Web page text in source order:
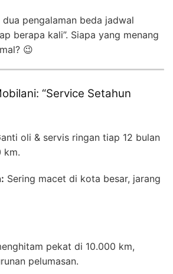
pengalaman beda jadwal
berapa kali”. Siapa yang menang
😉
“Service Setahun
oli & servis ringan tiap 12 bulan
km.
Sering macet di kota besar, jarang
pekat di 10.000 km,
pelumasan.